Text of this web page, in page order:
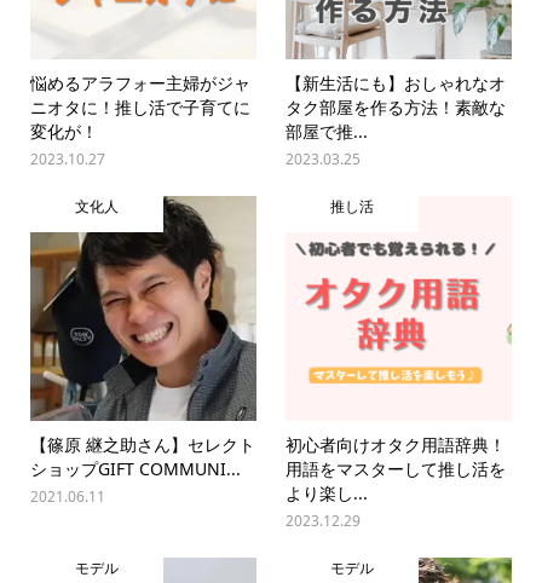
悩めるアラフォー主婦がジャ
ニオタに！推し活で子育てに
変化が！
2023.10.27
【新生活にも】おしゃれなオ
タク部屋を作る方法！素敵な
部屋で推...
2023.03.25
文化人
【篠原 継之助さん】セレクト
ショップGIFT COMMUNI...
2021.06.11
推し活
初心者向けオタク用語辞典！
用語をマスターして推し活を
より楽し...
2023.12.29
モデル モデル